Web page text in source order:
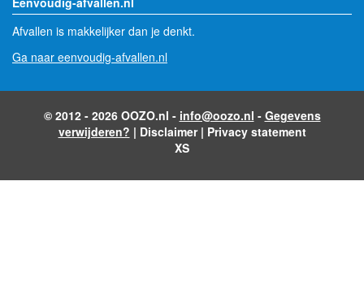
Afvallen is makkelijker dan je denkt.
Ga naar eenvoudig-afvallen.nl
© 2012 - 2026 OOZO.nl - info@oozo.nl - Gegevens
verwijderen? | Disclaimer| Privacy statement
XS